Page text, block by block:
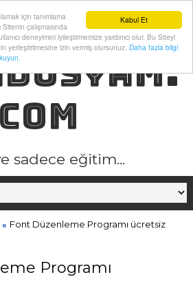
Kabul Et
için tanımlama
Sitenin çalışmasında
deneyimini iyileştirmemize yardımcı olur. Bu Siteyi
yerleştirilmesine izin vermiş olursunuz. Daha fazla bilgi
COM
sadece eğitim...
Font Düzenleme Programı ücretsiz
Programı